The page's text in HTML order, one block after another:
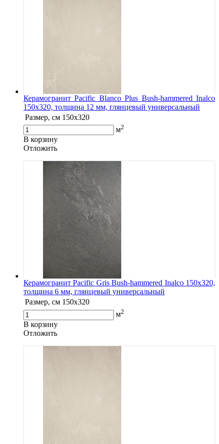
Керамогранит Pacific Blanco Plus Bush-hammered Inalco
150x320, толщина 12 мм, глянцевый универсальный
Размер, см 150x320
м2
В корзину
Oтложить
Керамогранит Pacific Gris Bush-hammered Inalco 150x320,
толщина 6 мм, глянцевый универсальный
Размер, см 150x320
м2
В корзину
Oтложить